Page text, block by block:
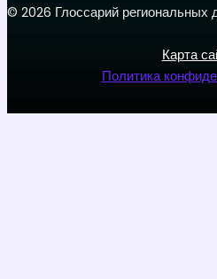
© 2026 Глоссарий региональных
Карта
Политика